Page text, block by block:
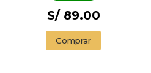
S/ 89.00
Comprar